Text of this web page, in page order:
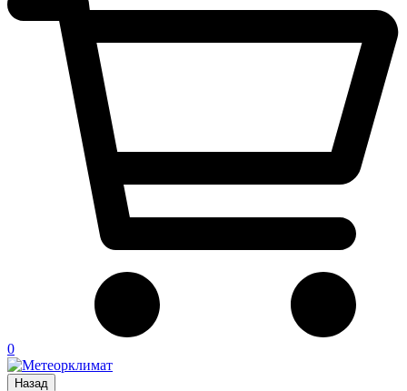
0
Назад